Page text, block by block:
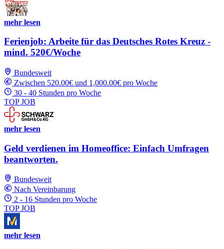
mehr lesen
Ferienjob: Arbeite für das Deutsches Rotes Kreuz -
mind. 520€/Woche
Bundesweit
Zwischen 520.00€ und 1,000.00€ pro Woche
30 - 40 Stunden pro Woche
TOP JOB
mehr lesen
Geld verdienen im Homeoffice: Einfach Umfragen
beantworten.
Bundesweit
Nach Vereinbarung
2 - 16 Stunden pro Woche
TOP JOB
mehr lesen